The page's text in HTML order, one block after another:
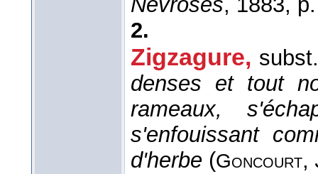
2.
Zigzagure,
denses et tout
rameaux,
s'enfouissant
d'herbe (Goncourt,